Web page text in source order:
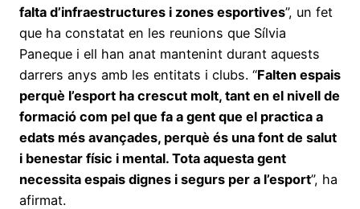
falta d’infraestructures i zones esportives”, un fet
que ha constatat en les reunions que Sílvia
Paneque i ell han anat mantenint durant aquests
darrers anys amb les entitats i clubs. “Falten espais
perquè l’esport ha crescut molt, tant en el nivell de
formació com pel que fa a gent que el practica a
edats més avançades, perquè és una font de salut
i benestar físic i mental. Tota aquesta gent
necessita espais dignes i segurs per a l’esport”, ha
afirmat.